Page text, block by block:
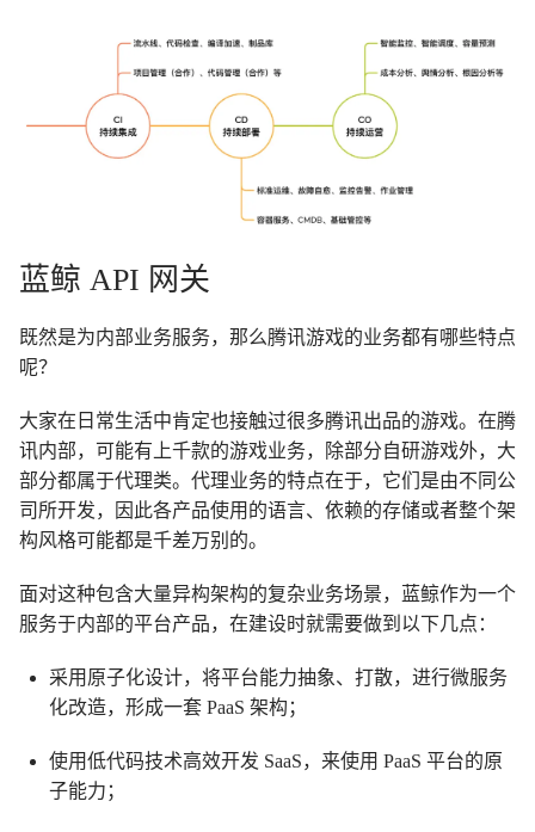
蓝鲸 API 网关
既然是为内部业务服务，那么腾讯游戏的业务都有哪些特点
呢？
大家在日常生活中肯定也接触过很多腾讯出品的游戏。在腾
讯内部，可能有上千款的游戏业务，除部分自研游戏外，大
部分都属于代理类。代理业务的特点在于，它们是由不同公
司所开发，因此各产品使用的语言、依赖的存储或者整个架
构风格可能都是千差万别的。
面对这种包含大量异构架构的复杂业务场景，蓝鲸作为一个
服务于内部的平台产品，在建设时就需要做到以下几点：
采用原子化设计，将平台能力抽象、打散，进行微服务
化改造，形成一套 PaaS 架构；
使用低代码技术高效开发 SaaS，来使用 PaaS 平台的原
子能力；